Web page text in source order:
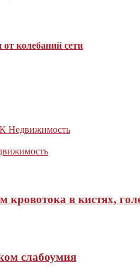
колебаний сети
Недвижимость
в кистях,
слабоумия